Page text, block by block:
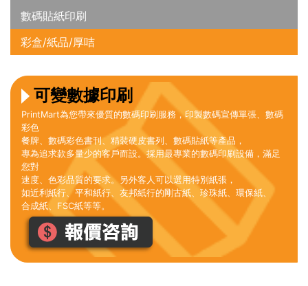
數碼貼紙印刷
彩盒/紙品/厚咭
可變數據印刷
PrintMart為您帶來優質的數碼印刷服務，印製數碼宣傳單張、數碼
彩色
餐牌、數碼彩色書刊、精裝硬皮書列、數碼貼紙等產品，
專為追求款多量少的客戶而設。採用最專業的數碼印刷設備，滿足
您對
速度、色彩品質的要求。另外客人可以選用特別紙張，
如近利紙行、平和紙行、友邦紙行的剛古紙、珍珠紙、環保紙、
合成紙、FSC紙等等。